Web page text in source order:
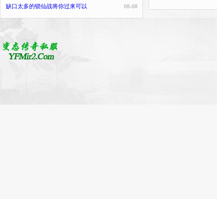
08-08
缺口太多的锁仙战将你过来可以